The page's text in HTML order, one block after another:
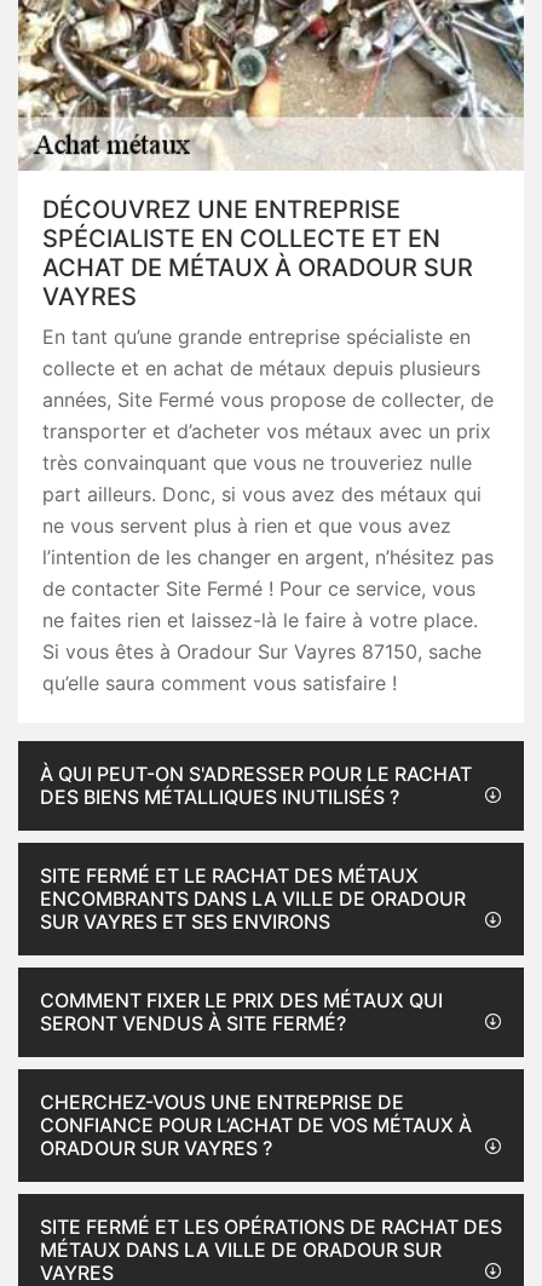
DÉCOUVREZ UNE ENTREPRISE
SPÉCIALISTE EN COLLECTE ET EN
ACHAT DE MÉTAUX À ORADOUR SUR
VAYRES
En tant qu’une grande entreprise spécialiste en
collecte et en achat de métaux depuis plusieurs
années, Site Fermé vous propose de collecter, de
transporter et d’acheter vos métaux avec un prix
très convainquant que vous ne trouveriez nulle
part ailleurs. Donc, si vous avez des métaux qui
ne vous servent plus à rien et que vous avez
l’intention de les changer en argent, n’hésitez pas
de contacter Site Fermé ! Pour ce service, vous
ne faites rien et laissez-là le faire à votre place.
Si vous êtes à Oradour Sur Vayres 87150, sache
qu’elle saura comment vous satisfaire !
À QUI PEUT-ON S'ADRESSER POUR LE RACHAT
DES BIENS MÉTALLIQUES INUTILISÉS ?
SITE FERMÉ ET LE RACHAT DES MÉTAUX
ENCOMBRANTS DANS LA VILLE DE ORADOUR
SUR VAYRES ET SES ENVIRONS
COMMENT FIXER LE PRIX DES MÉTAUX QUI
SERONT VENDUS À SITE FERMÉ?
CHERCHEZ-VOUS UNE ENTREPRISE DE
CONFIANCE POUR L’ACHAT DE VOS MÉTAUX À
ORADOUR SUR VAYRES ?
SITE FERMÉ ET LES OPÉRATIONS DE RACHAT DES
MÉTAUX DANS LA VILLE DE ORADOUR SUR
VAYRES